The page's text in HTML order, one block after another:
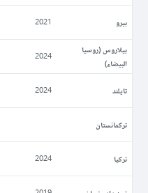
بيرو 2021
بيلاروس (روسيا
البيضاء)
2024
تايلند 2024
تركمانستان
تركيا 2024